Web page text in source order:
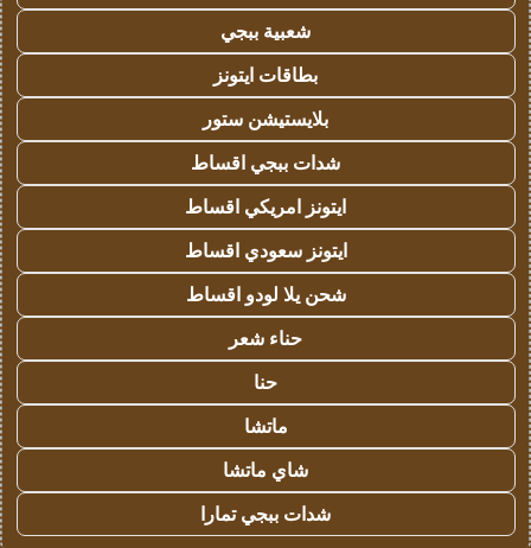
شعبية ببجي
بطاقات ايتونز
بلايستيشن ستور
شدات ببجي اقساط
ايتونز امريكي اقساط
ايتونز سعودي اقساط
شحن يلا لودو اقساط
حناء شعر
حنا
ماتشا
شاي ماتشا
شدات ببجي تمارا